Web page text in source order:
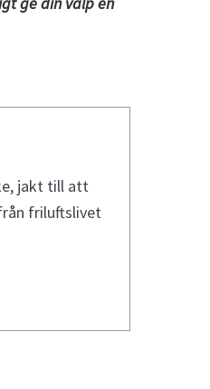
jakt till att
friluftslivet